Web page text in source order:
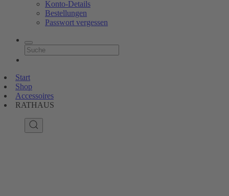
Konto-Details
Bestellungen
Passwort vergessen
Start
Shop
Accessoires
RATHAUS